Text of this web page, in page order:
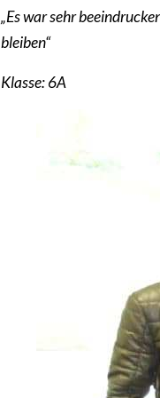
„Es war sehr
bleiben“
Klasse: 6A